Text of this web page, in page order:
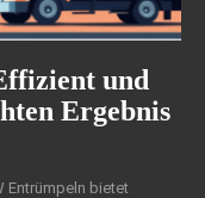
und
Ergebnis
Entrümpeln bietet